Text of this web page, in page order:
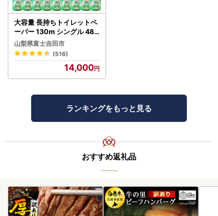
大容量 長持ちトイレットペ
ーパー 130m シングル 48R
芯なし 3倍巻 トイレット
山梨県富士吉田市
(516)
14,000
ランキングをもっと見る
おすすめ返礼品